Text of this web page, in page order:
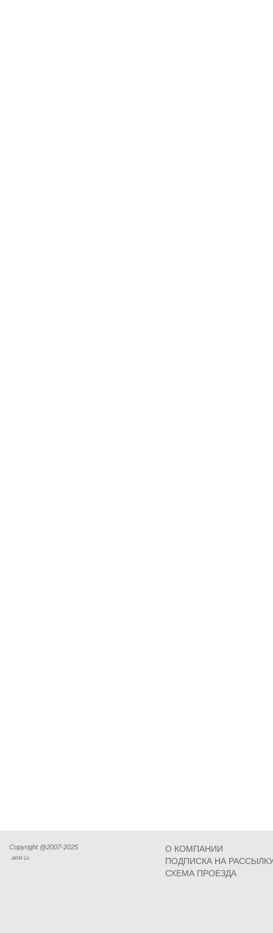
Copyright @2007-2025
ARM Llc
О КОМПАНИИ
ПОДПИСКА НА
СХЕМА ПРОЕЗДА